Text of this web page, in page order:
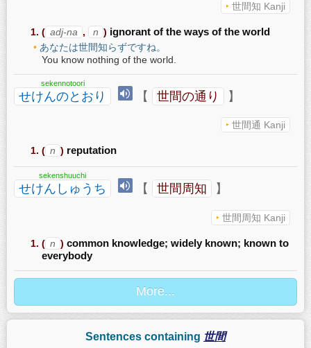
世間知 Kanji
( adj-na , n ) ignorant of the ways of the world
あなたは世間知らずですね。
You know nothing of the world.
せけんのとおり
sekennotoori
【 世間の通り 】
世間通 Kanji
( n ) reputation
せけんしゅうち
sekenshuuchi
【 世間周知 】
世間周知 Kanji
( n ) common knowledge; widely known; known to
everybody
Sentences containing 世間